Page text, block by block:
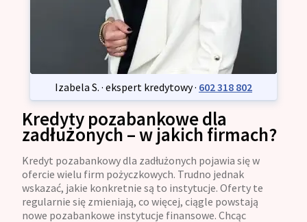
Izabela S. · ekspert kredytowy · 602 318 802
Kredyty pozabankowe dla
zadłużonych – w jakich firmach?
Kredyt pozabankowy dla zadłużonych pojawia się w
ofercie wielu firm pożyczkowych. Trudno jednak
wskazać, jakie konkretnie są to instytucje. Oferty te
regularnie się zmieniają, co więcej, ciągle powstają
nowe pozabankowe instytucje finansowe. Chcąc